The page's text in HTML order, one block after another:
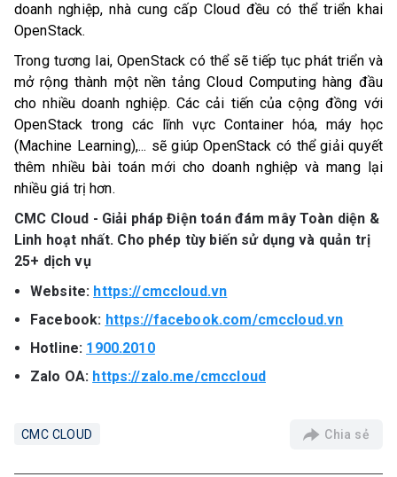
doanh nghiệp, nhà cung cấp Cloud đều có thể triển khai
OpenStack.
Trong tương lai, OpenStack có thể sẽ tiếp tục phát triển và
mở rộng thành một nền tảng Cloud Computing hàng đầu
cho nhiều doanh nghiệp. Các cải tiến của cộng đồng với
OpenStack trong các lĩnh vực Container hóa, máy học
(Machine Learning),... sẽ giúp OpenStack có thể giải quyết
thêm nhiều bài toán mới cho doanh nghiệp và mang lại
nhiều giá trị hơn.
CMC Cloud - Giải pháp Điện toán đám mây Toàn diện &
Linh hoạt nhất. Cho phép tùy biến sử dụng và quản trị
25+ dịch vụ
Website: https://cmccloud.vn
Facebook: https://facebook.com/cmccloud.vn
Hotline: 1900.2010
Zalo OA: https://zalo.me/cmccloud
CMC CLOUD Chia sẻ